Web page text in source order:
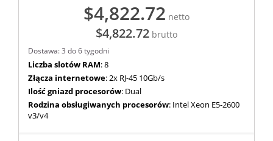
$4,822.72 netto
$4,822.72 brutto
Dostawa: 3 do 6 tygodni
Liczba slotów RAM: 8
Złącza internetowe: 2x RJ-45 10Gb/s
Ilość gniazd procesorów: Dual
Rodzina obsługiwanych procesorów: Intel Xeon E5-2600
v3/v4